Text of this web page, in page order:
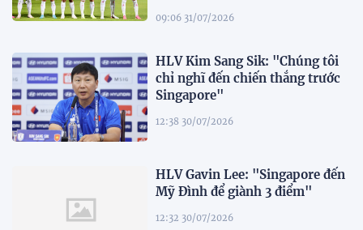
09:06 31/07/2026
HLV Kim Sang Sik: "Chúng tôi
chỉ nghĩ đến chiến thắng trước
Singapore"
12:38 30/07/2026
HLV Gavin Lee: "Singapore đến
Mỹ Đình để giành 3 điểm"
12:32 30/07/2026